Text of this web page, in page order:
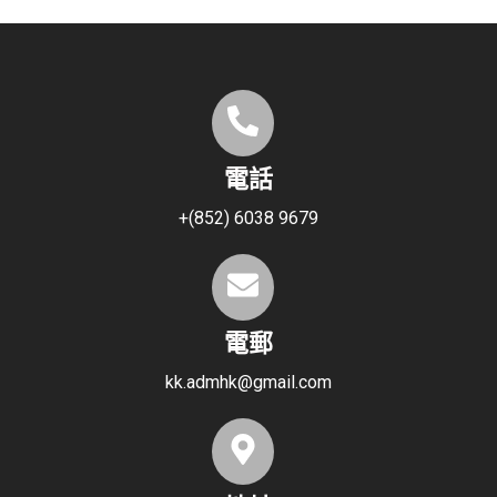
電話
+(852) 6038 9679
電郵
kk.admhk@gmail.com